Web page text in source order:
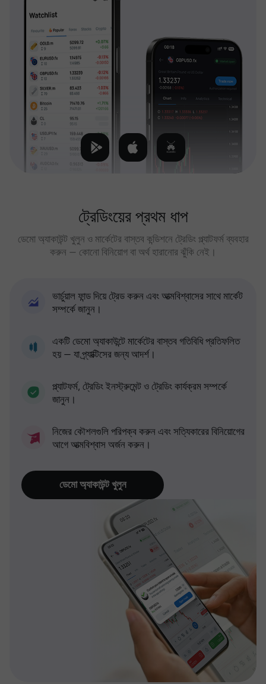
ট্রেডিংয়ের প্রথম ধাপ
ডেমো অ্যাকাউন্ট খুলুন ও মার্কেটের বাস্তব কন্ডিশনে ট্রেডিং প্ল্যাটফর্ম ব্যবহার
করুন — কোনো বিনিয়োগ বা অর্থ হারানোর ঝুঁকি নেই।
ভার্চুয়াল ফান্ড দিয়ে ট্রেড করুন এবং আত্মবিশ্বাসের সাথে মার্কেট
সম্পর্কে জানুন।
একটি ডেমো অ্যাকাউন্টে মার্কেটের বাস্তব গতিবিধি প্রতিফলিত
হয় — যা প্র্যাক্টিসের জন্য আদর্শ।
প্ল্যাটফর্ম, ট্রেডিং ইনস্ট্রুমেন্ট ও ট্রেডিং কার্যক্রম সম্পর্কে
জানুন।
নিজের কৌশলগুলি পরিপক্ব করুন এবং সত্যিকারের বিনিয়োগের
আগে আত্মবিশ্বাস অর্জন করুন।
ডেমো অ্যাকাউন্ট খুলুন